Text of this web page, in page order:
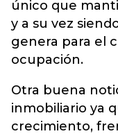
único que
y a su vez
genera para el
ocupación.
Otra buena
inmobiliario ya
crecimiento,